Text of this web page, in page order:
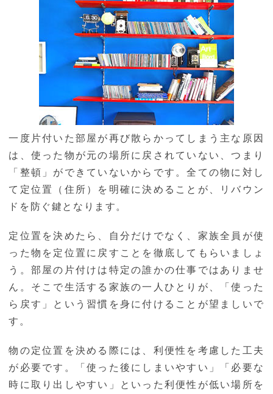
一度片付いた部屋が再び散らかってしまう主な原因
は、使った物が元の場所に戻されていない、つまり
「整頓」ができていないからです。全ての物に対し
て定位置（住所）を明確に決めることが、リバウン
ドを防ぐ鍵となります。
定位置を決めたら、自分だけでなく、家族全員が使
った物を定位置に戻すことを徹底してもらいましょ
う。部屋の片付けは特定の誰かの仕事ではありませ
ん。そこで生活する家族の一人ひとりが、「使った
ら戻す」という習慣を身に付けることが望ましいで
す。
物の定位置を決める際には、利便性を考慮した工夫
が必要です。「使った後にしまいやすい」「必要な
時に取り出しやすい」といった利便性が低い場所を